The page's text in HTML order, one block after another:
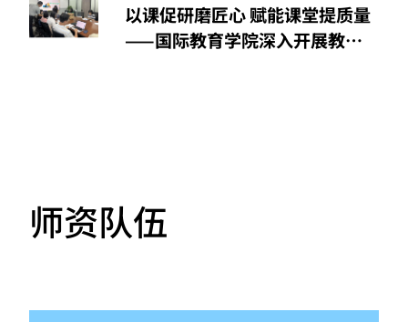
以课促研磨匠心 赋能课堂提质量
——国际教育学院深入开展教师
师资队伍